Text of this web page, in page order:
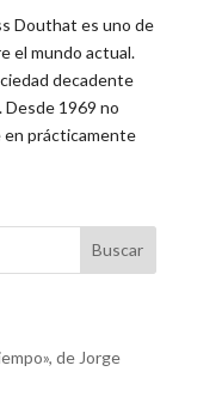
Douthat es uno de
el mundo actual.
decadente
Desde 1969 no
en prácticamente
de Jorge